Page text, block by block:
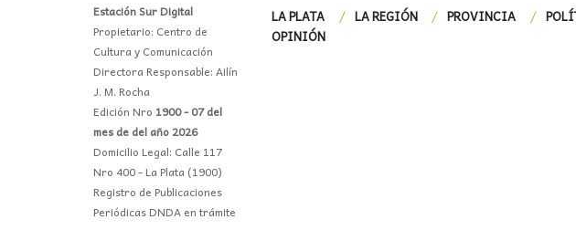
Estación Sur Digital
Propietario: Centro de
Cultura y Comunicación
Directora Responsable: Ailín
J. M. Rocha
Edición Nro 1900 - 07 del
mes de del año 2026
Domicilio Legal: Calle 117
Nro 400 - La Plata (1900)
Registro de Publicaciones
Periódicas DNDA en trámite
LA PLATA LA REGIÓN PROVINCIA
OPINIÓN